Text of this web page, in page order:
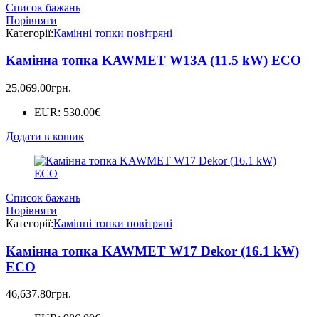
Список бажань
Порівняти
Категорії:Камінні топки повітряні
Камінна топка KAWMET W13A (11.5 kW) EСO
25,069.00грн.
EUR: 530.00€
Додати в кошик
Список бажань
Порівняти
Категорії:Камінні топки повітряні
Камінна топка KAWMET W17 Dekor (16.1 kW)
ECO
46,637.80грн.